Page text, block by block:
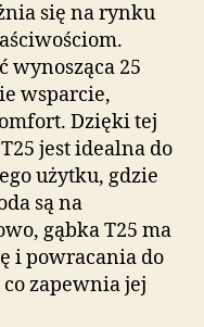
się na rynku
wynosząca 25
wsparcie,
Dzięki tej
jest idealna do
użytku, gdzie
są na
gąbka T25 ma
i powracania do
zapewnia jej